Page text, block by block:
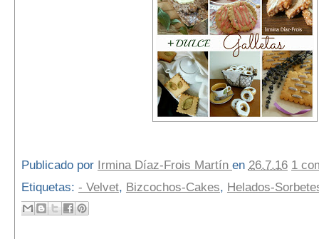
Publicado por Irmina Díaz-Frois Martín en 26.7.16 1
Etiquetas: - Velvet, Bizcochos-Cakes, Helados-